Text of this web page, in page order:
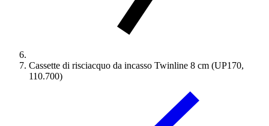
Cassette di risciacquo da incasso Twinline 8 cm (UP170,
110.700)